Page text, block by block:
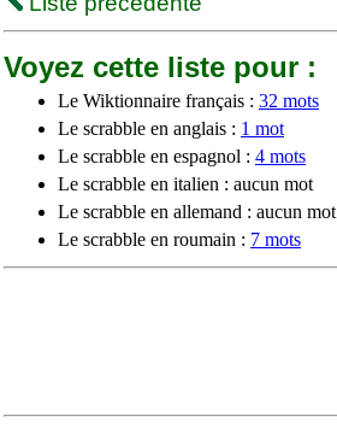
Voyez cette liste pour :
Le Wiktionnaire français : 32 mots
Le scrabble en anglais : 1 mot
Le scrabble en espagnol : 4 mots
Le scrabble en italien : aucun mot
Le scrabble en allemand : aucun mot
Le scrabble en roumain : 7 mots